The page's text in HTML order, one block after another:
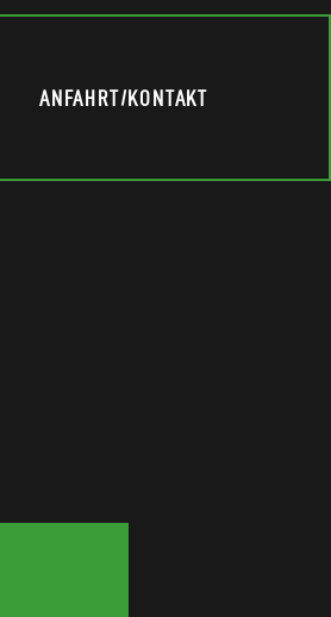
ANFAHRT/KONTAKT